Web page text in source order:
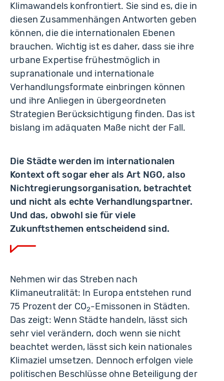
Klimawandels konfrontiert. Sie sind es, die in
diesen Zusammenhängen Antworten geben
können, die die internationalen Ebenen
brauchen. Wichtig ist es daher, dass sie ihre
urbane Expertise frühestmöglich in
supranationale und internationale
Verhandlungsformate einbringen können
und ihre Anliegen in übergeordneten
Strategien Berücksichtigung finden. Das ist
bislang im adäquaten Maße nicht der Fall.
Die Städte werden im internationalen
Kontext oft sogar eher als Art NGO, also
Nichtregierungsorganisation, betrachtet
und nicht als echte Verhandlungspartner.
Und das, obwohl sie für viele
Zukunftsthemen entscheidend sind.
Nehmen wir das Streben nach
Klimaneutralität: In Europa entstehen rund
75 Prozent der CO2-Emissonen in Städten.
Das zeigt: Wenn Städte handeln, lässt sich
sehr viel verändern, doch wenn sie nicht
beachtet werden, lässt sich kein nationales
Klimaziel umsetzen. Dennoch erfolgen viele
politischen Beschlüsse ohne Beteiligung der